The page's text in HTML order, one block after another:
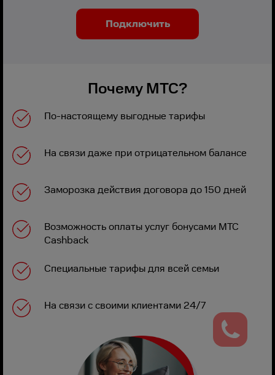
Подключить
Почему МТС?
По-настоящему выгодные тарифы
На связи даже при отрицательном балансе
Заморозка действия договора до 150 дней
Возможность оплаты услуг бонусами МТС
Cashback
Специальные тарифы для всей семьи
На связи с своими клиентами 24/7